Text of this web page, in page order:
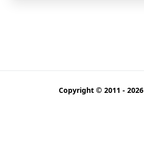
Copyright © 2011 - 2026